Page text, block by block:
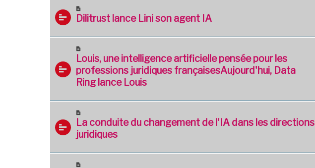
Dilitrust lance Lini son agent IA
Louis, une intelligence artificielle pensée pour les
professions juridiques françaisesAujourd'hui, Data
Ring lance Louis
La conduite du changement de l'IA dans les directions
juridiques